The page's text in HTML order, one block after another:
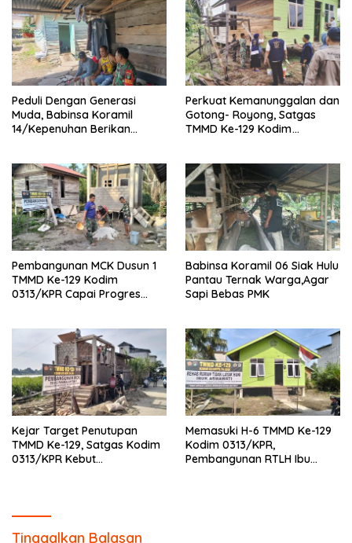
Peduli Dengan Generasi
Muda, Babinsa Koramil
14/Kepenuhan Berikan
Perkuat Kemanunggalan dan
Gotong- Royong, Satgas
TMMD Ke-129 Kodim
Rumah Bapak Dedi
Pembangunan MCK Dusun 1
TMMD Ke-129 Kodim
0313/KPR Capai Progres
Babinsa Koramil 06 Siak Hulu
Pantau Ternak Warga,Agar
Sapi Bebas PMK
Kejar Target Penutupan
TMMD Ke-129, Satgas Kodim
0313/KPR Kebut
Memasuki H-6 TMMD Ke-129
Kodim 0313/KPR,
Pembangunan RTLH Ibu
Tinggalkan Balasan